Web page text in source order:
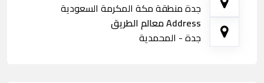
جدة منطقة مكة المكرمة السعودية
Address معالم الطريق
جدة - المحمدية